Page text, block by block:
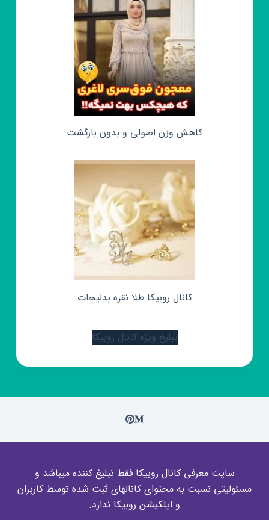
کاهش وزن اصولی و بدون بازگشت
کانال روبیکا طلا نقره بدلیجات
تبلیغ ویژه کانال روبیکا
سایت معرفی کانال روبیکا فقط تبلیغ کننده میباشد و
مسئولیتی نسبت به محتوای کانالهای ثبت شده توسط کاربران
و اپلکیشن روبیکا ندارد.